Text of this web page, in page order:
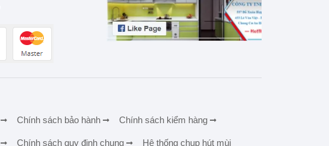
Chính sách bảo hành Chính sách kiểm hàng
Chính sách quy định chung Hệ thống chụp hút mùi